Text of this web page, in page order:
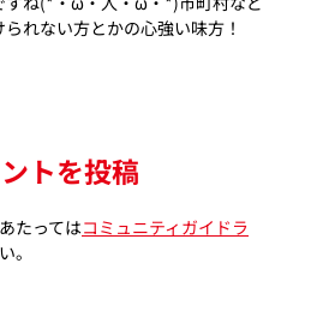
れない方とかの心強い味方！
トを投稿
たってはコミュニティガイドラ
。